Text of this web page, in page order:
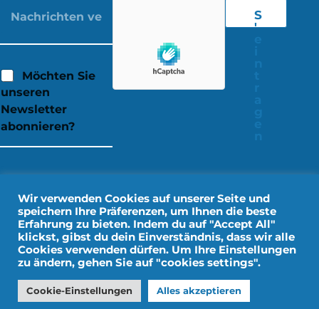
Möchten Sie
unseren
Newsletter
abonnieren?
S
'
Rechtliche Hinweise
Persönliche Daten
Gestaltung durch IMPALA
Wir verwenden Cookies auf unserer Seite und
speichern Ihre Präferenzen, um Ihnen die beste
Erfahrung zu bieten. Indem du auf "Accept All"
klickst, gibst du dein Einverständnis, dass wir alle
Cookies verwenden dürfen. Um Ihre Einstellungen
zu ändern, gehen Sie auf "cookies settings".
Cookie-Einstellungen Alles akzeptieren